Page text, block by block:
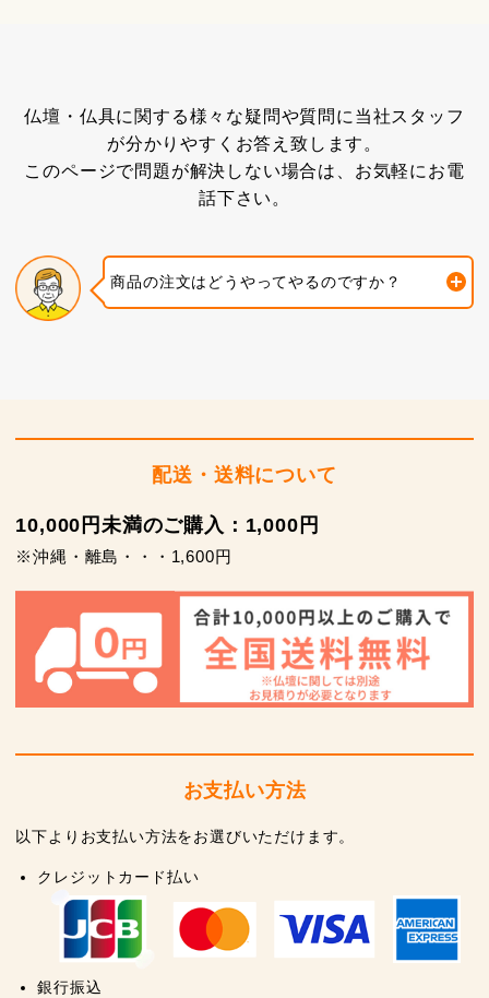
仏壇・仏具に関する様々な疑問や質問に当社スタッフ
が分かりやすくお答え致します。
このページで問題が解決しない場合は、お気軽にお電
話下さい。
商品の注文はどうやってやるのですか？
配送・送料について
10,000円未満のご購入：1,000円
※沖縄・離島・・・1,600円
お支払い方法
以下よりお支払い方法をお選びいただけます。
クレジットカード払い
銀行振込